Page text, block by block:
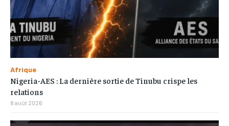
Afrique
Nigeria-AES : La dernière sortie de Tinubu crispe les
relations
8 août 2026